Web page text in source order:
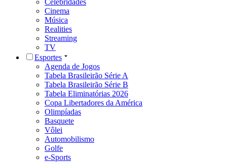
Celebridades
Cinema
Música
Realities
Streaming
TV
Esportes
Agenda de Jogos
Tabela Brasileirão Série A
Tabela Brasileirão Série B
Tabela Eliminatórias 2026
Copa Libertadores da América
Olimpíadas
Basquete
Vôlei
Automobilismo
Golfe
e-Sports